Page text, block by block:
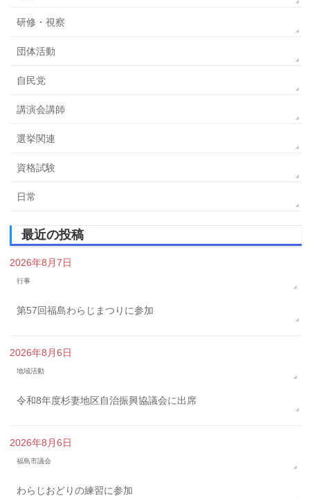
研修・視察
団体活動
自民党
講演会講師
選挙関連
資格試験
日常
最近の投稿
2026年8月7日
行事
第57回福島わらじまつりに参加
2026年8月6日
地域活動
令和8年度杉妻地区自治振興協議会に出席
2026年8月6日
福島市議会
わらじおどりの練習に参加